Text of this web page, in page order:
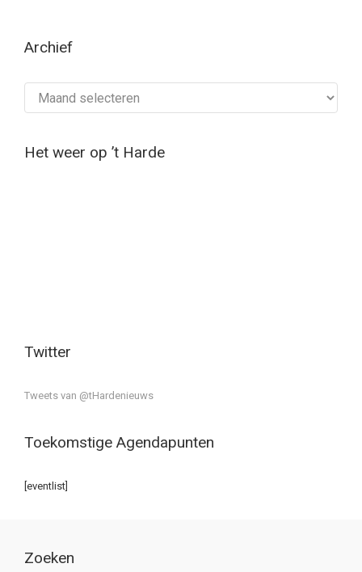
Archief
Het weer op ’t Harde
Twitter
Tweets van @tHardenieuws
Toekomstige Agendapunten
[eventlist]
Zoeken